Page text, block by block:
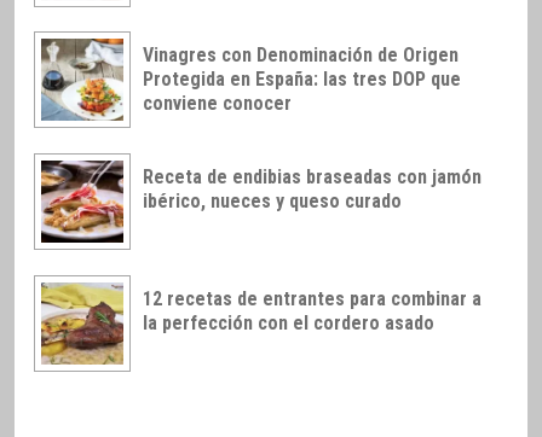
Vinagres con Denominación de Origen
Protegida en España: las tres DOP que
conviene conocer
Receta de endibias braseadas con jamón
ibérico, nueces y queso curado
12 recetas de entrantes para combinar a
la perfección con el cordero asado